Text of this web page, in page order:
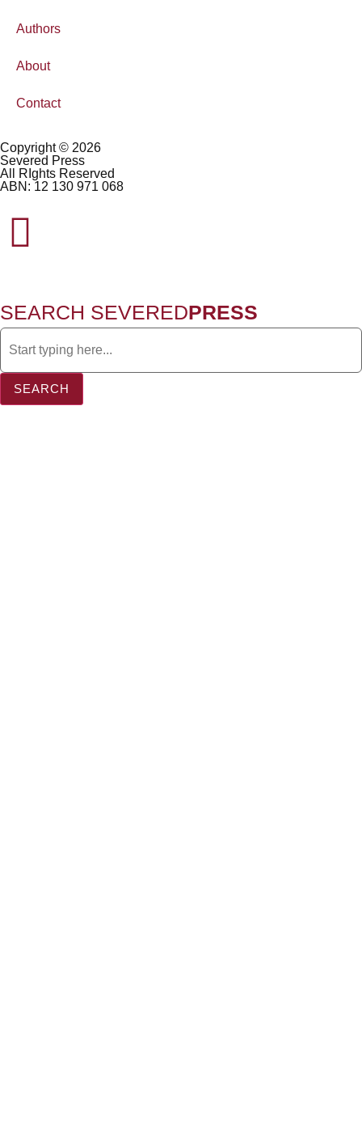
Authors
About
Contact
Copyright © 2026
Severed Press
All RIghts Reserved
ABN: 12 130 971 068
SEARCH SEVEREDPRESS
SEARCH